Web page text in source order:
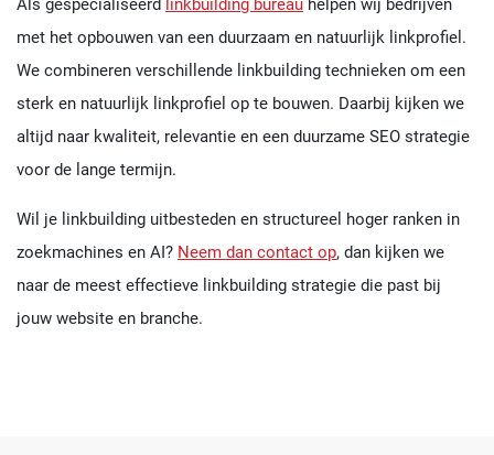
Als gespecialiseerd linkbuilding bureau helpen wij bedrijven
met het opbouwen van een duurzaam en natuurlijk linkprofiel.
We combineren verschillende linkbuilding technieken om een
sterk en natuurlijk linkprofiel op te bouwen. Daarbij kijken we
altijd naar kwaliteit, relevantie en een duurzame SEO strategie
voor de lange termijn.
Wil je linkbuilding uitbesteden en structureel hoger ranken in
zoekmachines en AI? Neem dan contact op, dan kijken we
naar de meest effectieve linkbuilding strategie die past bij
jouw website en branche.